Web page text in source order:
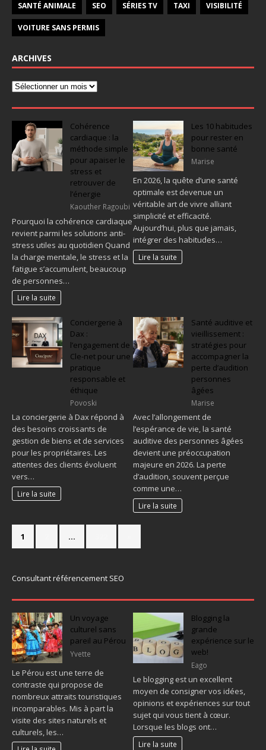
SANTÉ ANIMALE SEO SÉRIES TV TAXI VISIBILITÉ
VOITURE SANS PERMIS
ARCHIVES
Cohérence
cardiaque : la
méthode simple
pour apaiser le
stress et
retrouver de
l’énergie
Kaouther Ragoubi
Pourquoi la cohérence cardiaque
revient parmi les solutions anti-
stress utiles au quotidien Quand
la charge mentale, le stress et la
fatigue s’accumulent, beaucoup
de personnes…
Lire la suite
Les 10 habitudes
pour rester en
bonne santé
Marise
En 2026, la quête d’une santé
optimale est devenue un
véritable art de vivre alliant
simplicité et efficacité.
Aujourd’hui, plus que jamais,
intégrer des habitudes…
Lire la suite
Conciergerie à
Dax :
l’engagement de
Cle-net pour une
pratique
responsable et
éthique
Povoski
La conciergerie à Dax répond à
des besoins croissants de
gestion de biens et de services
pour les propriétaires. Les
attentes des clients évoluent
vers…
Lire la suite
Santé auditive et
vieillissement :
stratégies pour
accompagner la
perte d’audition
personnes
âgées
Marise
Avec l’allongement de
l’espérance de vie, la santé
auditive des personnes âgées
devient une préoccupation
majeure en 2026. La perte
d’audition, souvent perçue
comme une…
Lire la suite
1 …
Consultant référencement SEO
Un voyage
culturel sans
pareil au Pérou
Yvette
Le Pérou est une terre de
contraste qui propose de
nombreux attraits touristiques
incomparables. Mis à part la
visite des sites naturels et
culturels, les…
Blogging la
grande
expérience sur le
web!
Eago
Le blogging est un excellent
moyen de consigner vos idées,
opinions et expériences sur tout
sujet qui vous tient à cœur.
Lorsque les blogs ont…
Lire la suite